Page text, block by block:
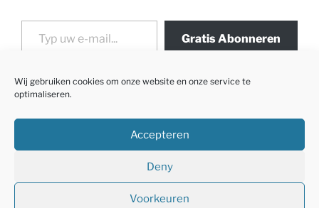
Wij gebruiken cookies om onze website en onze service te
optimaliseren.
Accepteren
Deny
Voorkeuren
Typ uw e-mail...
Gratis Abonneren